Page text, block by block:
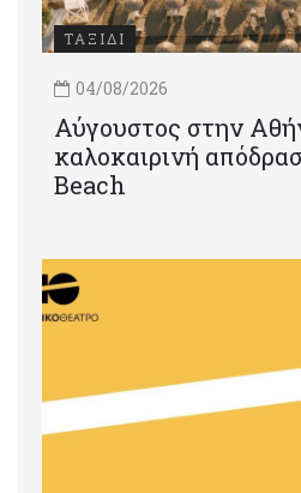
ΤΑΞΙΔΙ
04/08/2026
Αύγουστος στην
καλοκαιρινή
Beach